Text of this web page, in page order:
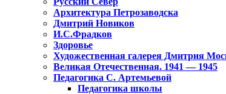
Архитектура Петрозаводска
Дмитрий Новиков
И.С.Фрадков
Здоровье
Художественная галерея Дмитрия
Великая Отечественная. 1941 — 1945
Педагогика С. Артемьевой
Педагогика школы